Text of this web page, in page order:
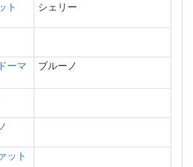
ト シェリー
ーマ
ブルーノ
ット